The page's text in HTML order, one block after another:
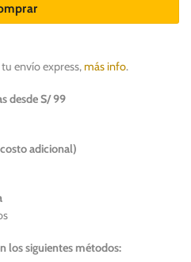
envío express,más info.
desde S/ 99
adicional)
los siguientes métodos: